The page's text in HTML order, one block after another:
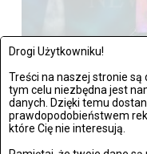
Drogi Użytkowniku!
Treści na naszej stronie
tym celu niezbędna jest
danych. Dzięki temu
prawdopodobieństwem
które Cię nie interesują.
Warszawa: The
Zdjęć: 21